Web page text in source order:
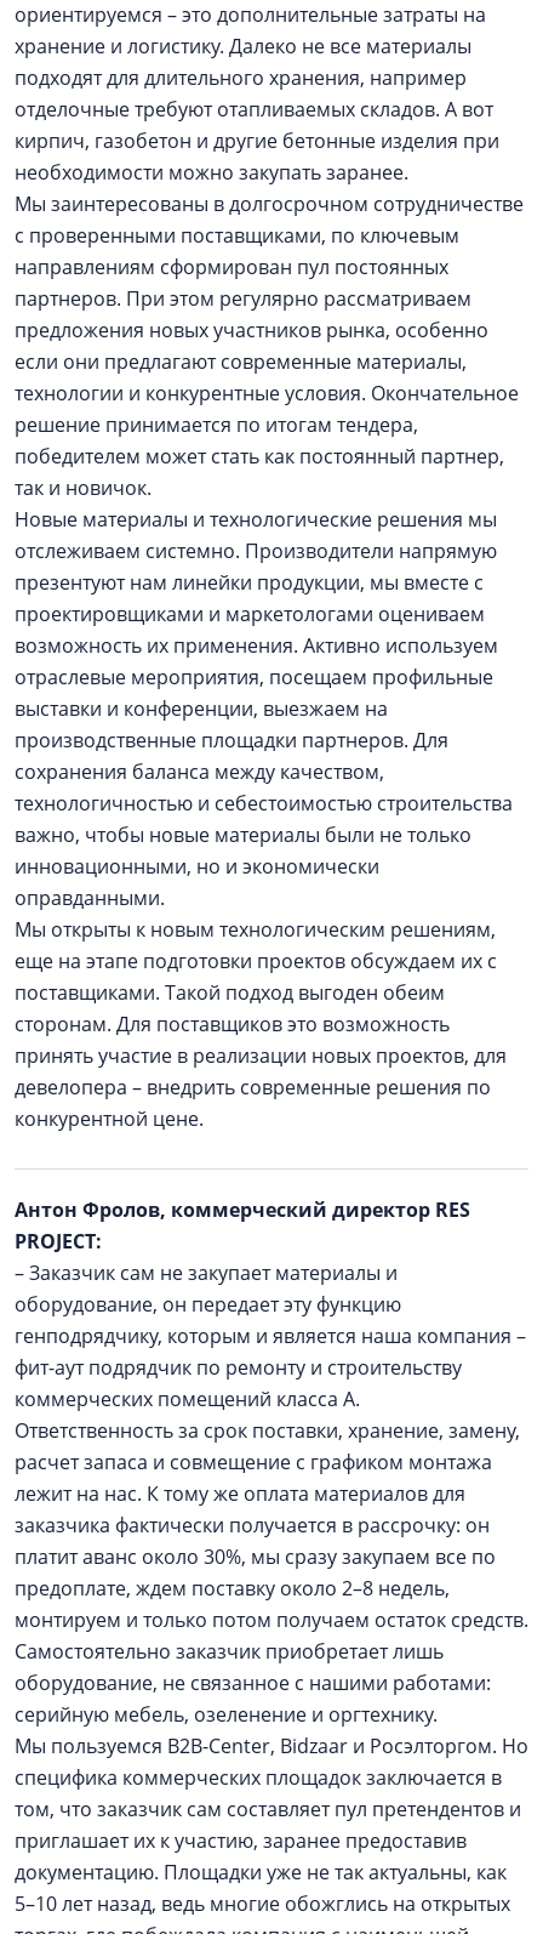
ориентируемся – это дополнительные затраты на
хранение и логистику. Далеко не все материалы
подходят для длительного хранения, например
отделочные требуют отапливаемых складов. А вот
кирпич, газобетон и другие бетонные изделия при
необходимости можно закупать заранее.
Мы заинтересованы в долгосрочном сотрудничестве
с проверенными поставщиками, по ключевым
направлениям сформирован пул постоянных
партнеров. При этом регулярно рассматриваем
предложения новых участников рынка, особенно
если они предлагают современные материалы,
технологии и конкурентные условия. Окончательное
решение принимается по итогам тендера,
победителем может стать как постоянный партнер,
так и новичок.
Новые материалы и технологические решения мы
отслеживаем системно. Производители напрямую
презентуют нам линейки продукции, мы вместе с
проектировщиками и маркетологами оцениваем
возможность их применения. Активно используем
отраслевые мероприятия, посещаем профильные
выставки и конференции, выезжаем на
производственные площадки партнеров. Для
сохранения баланса между качеством,
технологичностью и себестоимостью строительства
важно, чтобы новые материалы были не только
инновационными, но и экономически
оправданными.
Мы открыты к новым технологическим решениям,
еще на этапе подготовки проектов обсуждаем их с
поставщиками. Такой подход выгоден обеим
сторонам. Для поставщиков это возможность
принять участие в реализации новых проектов, для
девелопера – внедрить современные решения по
конкурентной цене.
Антон Фролов, коммерческий директор RES
PROJECT:
– Заказчик сам не закупает материалы и
оборудование, он передает эту функцию
генподрядчику, которым и является наша компания –
фит-аут подрядчик по ремонту и строительству
коммерческих помещений класса А.
Ответственность за срок поставки, хранение, замену,
расчет запаса и совмещение с графиком монтажа
лежит на нас. К тому же оплата материалов для
заказчика фактически получается в рассрочку: он
платит аванс около 30%, мы сразу закупаем все по
предоплате, ждем поставку около 2–8 недель,
монтируем и только потом получаем остаток средств.
Самостоятельно заказчик приобретает лишь
оборудование, не связанное с нашими работами:
серийную мебель, озеленение и оргтехнику.
Мы пользуемся B2B-Center, Bidzaar и Росэлторгом. Но
специфика коммерческих площадок заключается в
том, что заказчик сам составляет пул претендентов и
приглашает их к участию, заранее предоставив
документацию. Площадки уже не так актуальны, как
5–10 лет назад, ведь многие обожглись на открытых